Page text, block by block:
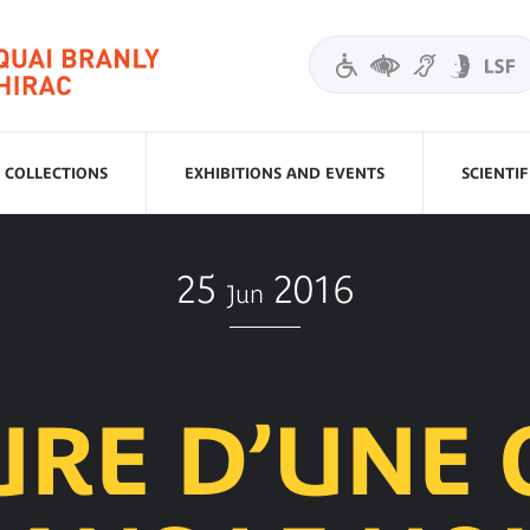
COLLECTIONS EXHIBITIONS AND EVENTS
25 Jun 2016
D’UNE